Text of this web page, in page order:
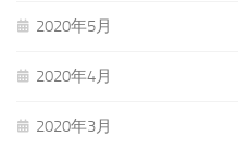
2020年5月
2020年4月
2020年3月